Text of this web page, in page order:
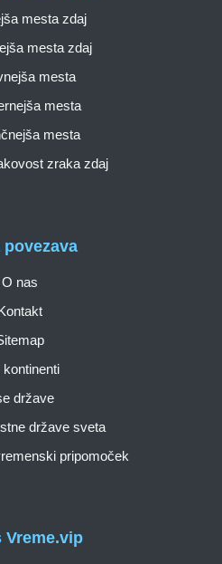
Vreme.vip
povezava
O nas
kontinenti
države
države sveta
pripomoček
mesta zdaj
mesta zdaj
mesta
mesta
mesta
zraka zdaj